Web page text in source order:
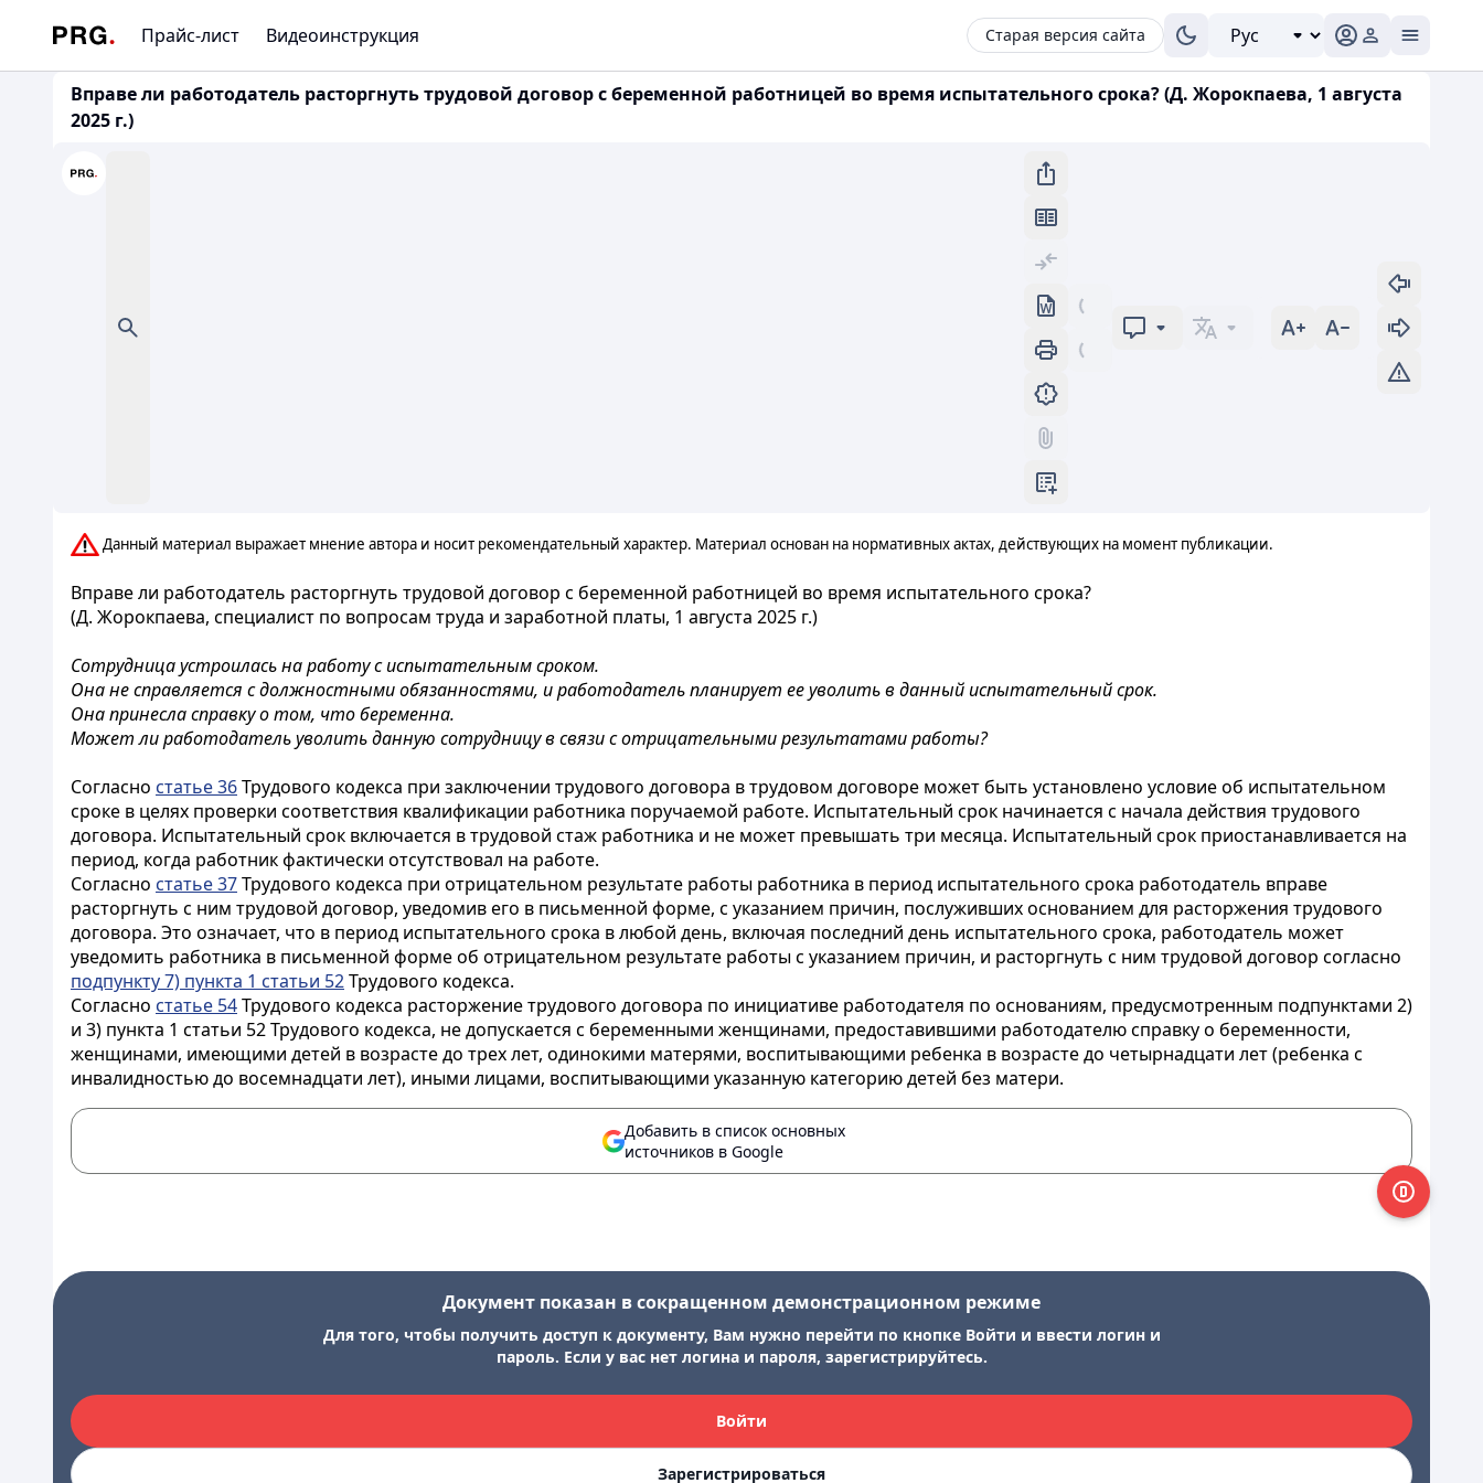
Прайс-лист Видеоинструкция Старая версия сайта
Вправе ли работодатель расторгнуть трудовой договор с беременной работницей во время испытательного срока? (Д. Жорокпаева, 1 августа
2025 г.)
Данный материал выражает мнение автора и носит рекомендательный характер. Материал основан на нормативных актах, действующих на момент публикации.
Вправе ли работодатель расторгнуть трудовой договор с беременной работницей во время испытательного срока?
(Д. Жорокпаева, специалист по вопросам труда и заработной платы, 1 августа 2025 г.)
Сотрудница устроилась на работу с испытательным сроком.
Она не справляется с должностными обязанностями, и работодатель планирует ее уволить в данный испытательный срок.
Она принесла справку о том, что беременна.
Может ли работодатель уволить данную сотрудницу в связи с отрицательными результатами работы?
Согласно статье 36Трудового кодекса при заключении трудового договора в трудовом договоре может быть установлено условие об испытательном
сроке в целях проверки соответствия квалификации работника поручаемой работе. Испытательный срок начинается с начала действия трудового
договора. Испытательный срок включается в трудовой стаж работника и не может превышать три месяца. Испытательный срок приостанавливается на
период, когда работник фактически отсутствовал на работе.
Согласно статье 37Трудового кодекса при отрицательном результате работы работника в период испытательного срока работодатель вправе
расторгнуть с ним трудовой договор, уведомив его в письменной форме, с указанием причин, послуживших основанием для расторжения трудового
договора. Это означает, что в период испытательного срока в любой день, включая последний день испытательного срока, работодатель может
уведомить работника в письменной форме об отрицательном результате работы с указанием причин, и расторгнуть с ним трудовой договор согласно
подпункту 7) пункта 1 статьи 52Трудового кодекса.
Согласно статье 54Трудового кодекса расторжение трудового договора по инициативе работодателя по основаниям, предусмотренным подпунктами 2)
и 3) пункта 1 статьи 52 Трудового кодекса, не допускается с беременными женщинами, предоставившими работодателю справку о беременности,
женщинами, имеющими детей в возрасте до трех лет, одинокими матерями, воспитывающими ребенка в возрасте до четырнадцати лет (ребенка с
инвалидностью до восемнадцати лет), иными лицами, воспитывающими указанную категорию детей без матери.
Добавить в список основных
источников в Google
Документ показан в сокращенном демонстрационном режиме
Для того, чтобы получить доступ к документу, Вам нужно перейти по кнопке Войти и ввести логин и
пароль. Если у вас нет логина и пароля, зарегистрируйтесь.
Войти
Зарегистрироваться